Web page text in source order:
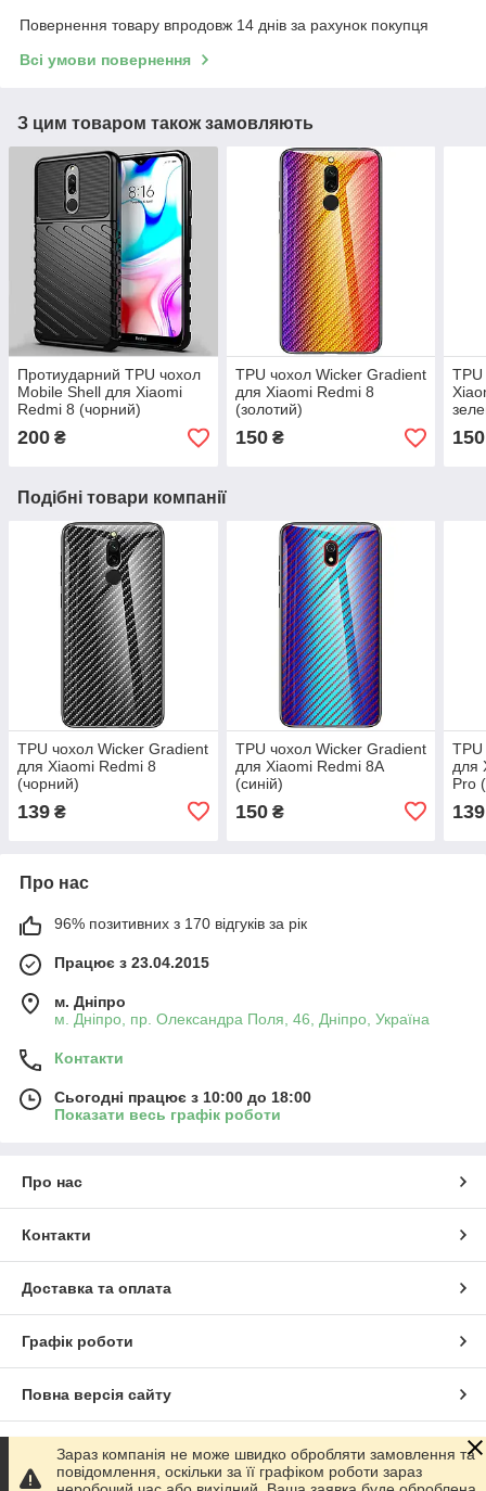
Повернення товару впродовж 14 днів за рахунок покупця
Всі умови повернення
З цим товаром також замовляють
Протиударний TPU чохол
Mobile Shell для Xiaomi
Redmi 8 (чорний)
200 ₴
TPU чохол Wicker Gradient
для Xiaomi Redmi 8
(золотий)
150₴ 150
Подібні товари компанії
TPU чохол Wicker Gradient
для Xiaomi Redmi 8
(чорний)
139 ₴
TPU чохол Wicker Gradient
для Xiaomi Redmi 8A
(синій)
150₴
для
Pro
139
Про нас
96% позитивних з 170 відгуків за рік
Працює з 23.04.2015
м. Дніпро
м. Дніпро, пр. Олександра Поля, 46, Дніпро, Україна
Контакти
Сьогодні працює з 10:00 до 18:00
Показати весь графік роботи
Про нас
Контакти
Доставка та оплата
Графік роботи
Повна версія сайту
Сайт створено на маркетплейсі Prom.ua
Зараз компанія не може швидко обробляти замовлення та
повідомлення, оскільки за її графіком роботи зараз